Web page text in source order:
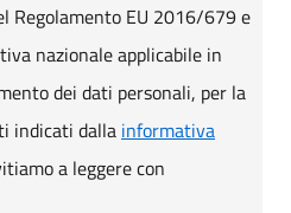
Regolamento EU 2016/679 e
nazionale applicabile in
dei dati personali, per la
indicati dalla informativa
a leggere con